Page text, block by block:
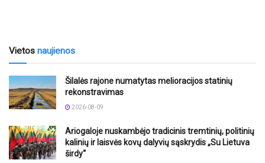
Vietos naujienos
Šilalės rajone numatytas melioracijos statinių
rekonstravimas
2026-08-09
Ariogaloje nuskambėjo tradicinis tremtinių, politinių
kalinių ir laisvės kovų dalyvių sąskrydis „Su Lietuva
širdy“